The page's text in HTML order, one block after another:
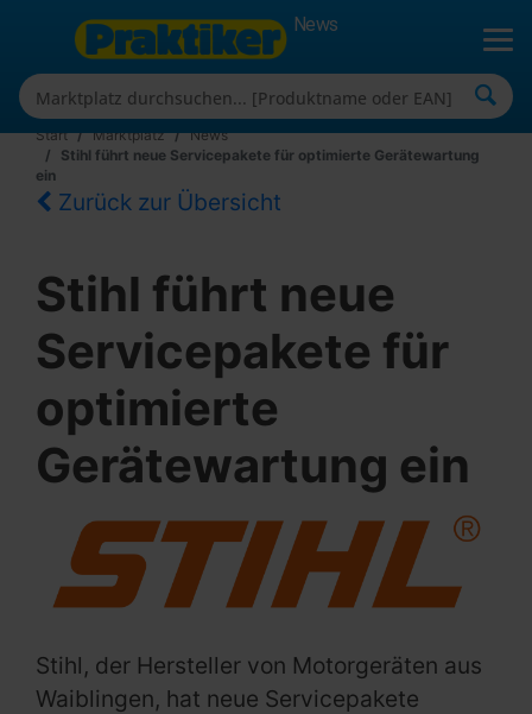
News
Start Marktplatz
News
Stihl führt neue Servicepakete für optimierte Gerätewartung
ein
Zurück zur Übersicht
Stihl führt neue
Servicepakete für
optimierte
Gerätewartung ein
Stihl, der Hersteller von Motorgeräten aus
Waiblingen, hat neue Servicepakete